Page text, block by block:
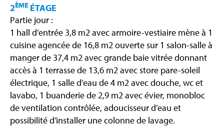
2ÈME ÉTAGE
Partie jour :
1 hall d’entrée 3,8 m2 avec armoire-vestiaire mène à 1
cuisine agencée de 16,8 m2 ouverte sur 1 salon-salle à
manger de 37,4 m2 avec grande baie vitrée donnant
accès à 1 terrasse de 13,6 m2 avec store pare-soleil
électrique, 1 salle d’eau de 4 m2 avec douche, wc et
lavabo, 1 buanderie de 2,9 m2 avec évier, monobloc
de ventilation contrôlée, adoucisseur d’eau et
possibilité d’installer une colonne de lavage.